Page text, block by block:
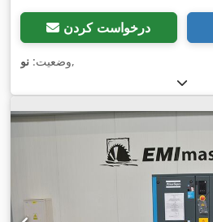
درخواست کردن
وضعیت: نو ,